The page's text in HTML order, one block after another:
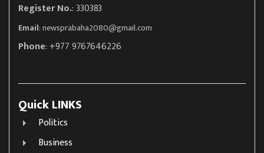
Register No.: 330383
Email:newsprabaha2080@gmail.com
Phone: +977 9767646226
Quick LINKS
Politics
Business